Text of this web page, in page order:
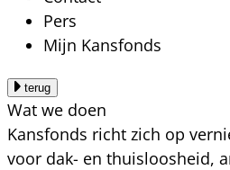
Pers
Mijn Kansfonds
terug
Wat we doen
Kansfonds richt zich op
voor dak- en thuisloosheid,